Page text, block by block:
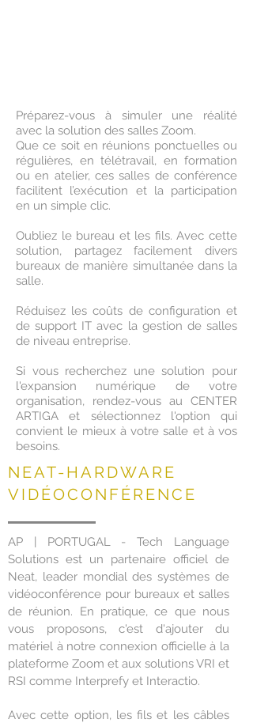
Préparez-vous à simuler une réalité
avec la solution des salles Zoom.
Que ce soit en réunions ponctuelles ou
régulières, en télétravail, en formation
ou en atelier, ces salles de conférence
facilitent l’exécution et la participation
en un simple clic.
Oubliez le bureau et les fils. Avec cette
solution, partagez facilement divers
bureaux de manière simultanée dans la
salle.
Réduisez les coûts de configuration et
de support IT avec la gestion de salles
de niveau entreprise.
Si vous recherchez une solution pour
l'expansion numérique de votre
organisation, rendez-vous au CENTER
ARTIGA et sélectionnez l'option qui
convient le mieux à votre salle et à vos
besoins.
NEAT-HARDWARE
VIDÉOCONFÉRENCE
AP | PORTUGAL - Tech Language
Solutions est un partenaire officiel de
Neat, leader mondial des systèmes de
vidéoconférence pour bureaux et salles
de réunion. En pratique, ce que nous
vous proposons, c'est d'ajouter du
matériel à notre connexion officielle à la
plateforme Zoom et aux solutions VRI et
RSI comme Interprefy et Interactio.
Avec cette option, les fils et les câbles